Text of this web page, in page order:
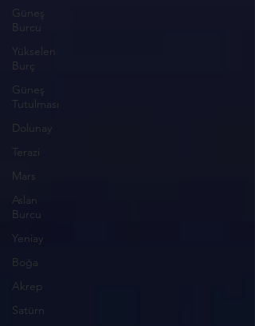
Güneş
Burcu
Yükselen
Burç
Güneş
Tutulması
Dolunay
Terazi
Mars
Aslan
Burcu
Yeniay
Boğa
Akrep
Satürn